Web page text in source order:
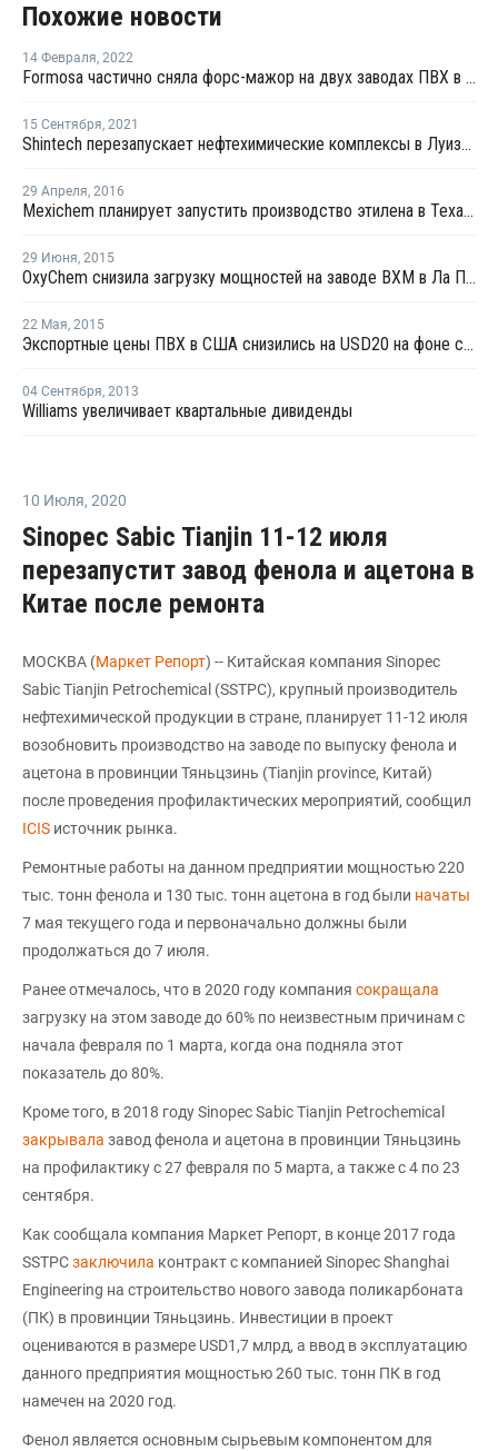
Похожие новости
14 Февраля, 2022
Formosa частично сняла форс-мажор на двух заводах ПВХ в Луизиане и Техасе
15 Сентября, 2021
Shintech перезапускает нефтехимические комплексы в Луизиане после урагана "Ида"
29 Апреля, 2016
Mexichem планирует запустить производство этилена в Техасе в первом квартале 2017 года
29 Июня, 2015
OxyChem снизила загрузку мощностей на заводе ВХМ в Ла Порте из-за технической неполадки
22 Мая, 2015
Экспортные цены ПВХ в США снизились на USD20 на фоне сокращения котировок в Азии
04 Сентября, 2013
Williams увеличивает квартальные дивиденды
10 Июля, 2020
Sinopec Sabic Tianjin 11-12 июля
перезапустит завод фенола и ацетона в
Китае после ремонта
МОСКВА (Маркет Репорт) -- Китайская компания Sinopec
Sabic Tianjin Petrochemical (SSTPC), крупный производитель
нефтехимической продукции в стране, планирует 11-12 июля
возобновить производство на заводе по выпуску фенола и
ацетона в провинции Тяньцзинь (Tianjin province, Китай)
после проведения профилактических мероприятий, сообщил
ICIS источник рынка.
Ремонтные работы на данном предприятии мощностью 220
тыс. тонн фенола и 130 тыс. тонн ацетона в год были начаты
7 мая текущего года и первоначально должны были
продолжаться до 7 июля.
Ранее отмечалось, что в 2020 году компания сокращала
загрузку на этом заводе до 60% по неизвестным причинам с
начала февраля по 1 марта, когда она подняла этот
показатель до 80%.
Кроме того, в 2018 году Sinopec Sabic Tianjin Petrochemical
закрывала завод фенола и ацетона в провинции Тяньцзинь
на профилактику с 27 февраля по 5 марта, а также с 4 по 23
сентября.
Как сообщала компания Маркет Репорт, в конце 2017 года
SSTPCзаключила контракт с компанией Sinopec Shanghai
Engineering на строительство нового завода поликарбоната
(ПК) в провинции Тяньцзинь. Инвестиции в проект
оцениваются в размере USD1,7 млрд, а ввод в эксплуатацию
данного предприятия мощностью 260 тыс. тонн ПК в год
намечен на 2020 год.
Фенол является основным сырьевым компонентом для